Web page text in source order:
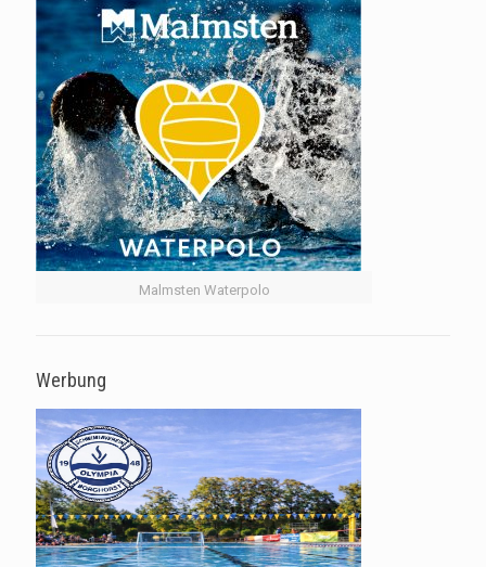
Malmsten Waterpolo
Werbung